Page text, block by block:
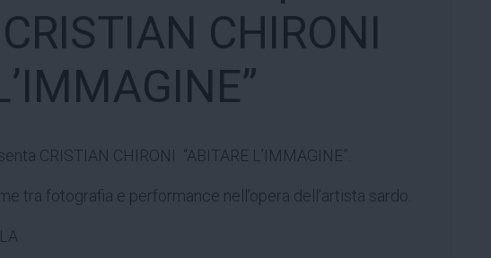
CHIRONI
CRISTIAN CHIRONI “ABITARE L’IMMAGINE”.
tra fotografia e performance nell’opera dell’artista sardo.